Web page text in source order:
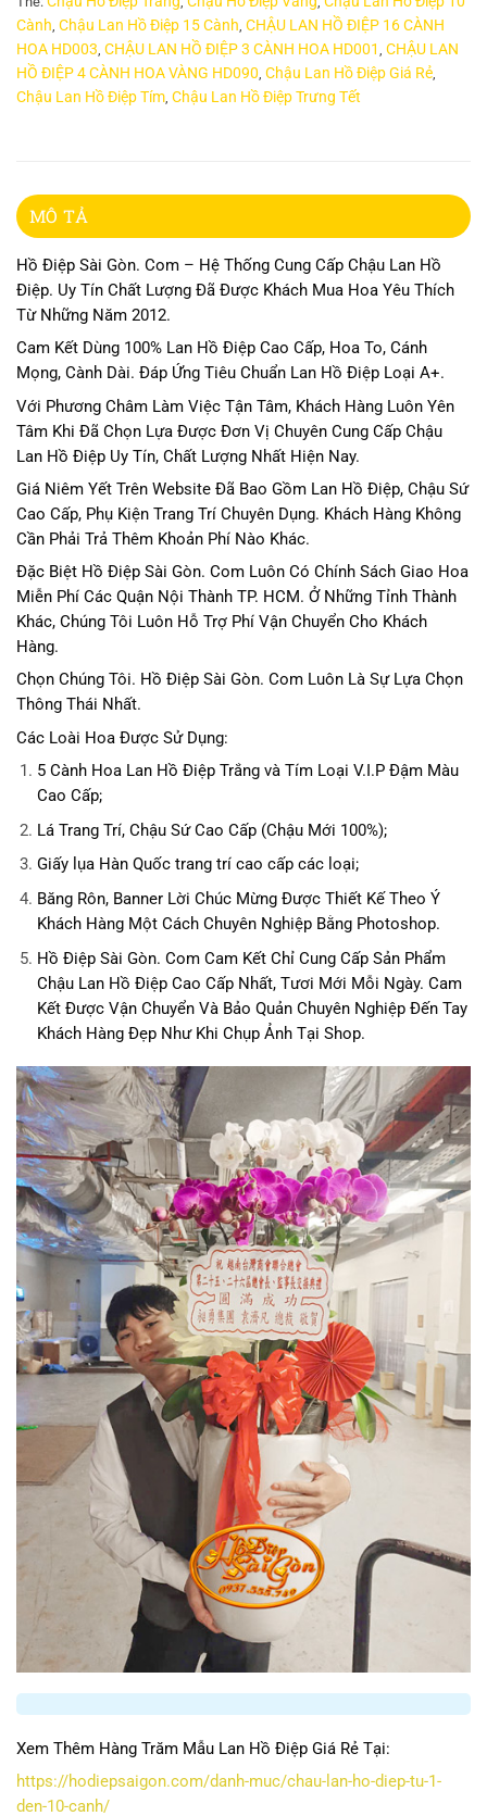
Cành Chậu Lan Hồ Điệp 15 Cành CHẬU LAN HỒ ĐIỆP 16 CÀNH
HOA HD003 CHẬU LAN HỒ ĐIỆP 3 CÀNH HOA HD001 CHẬU LAN
HỒ ĐIỆP 4 CÀNH HOA VÀNG HD090 Chậu Lan Hồ Điệp Giá Rẻ
Chậu Lan Hồ Điệp Tím Chậu Lan Hồ Điệp Trưng Tết
MÔ TẢ
Hồ Điệp Sài Gòn. Com – Hệ Thống Cung Cấp Chậu Lan Hồ
Điệp. Uy Tín Chất Lượng Đã Được Khách Mua Hoa Yêu Thích
Từ Những Năm 2012.
Cam Kết Dùng 100% Lan Hồ Điệp Cao Cấp, Hoa To, Cánh
Mọng, Cành Dài. Đáp Ứng Tiêu Chuẩn Lan Hồ Điệp Loại A+.
Với Phương Châm Làm Việc Tận Tâm, Khách Hàng Luôn Yên
Tâm Khi Đã Chọn Lựa Được Đơn Vị Chuyên Cung Cấp Chậu
Lan Hồ Điệp Uy Tín, Chất Lượng Nhất Hiện Nay.
Giá Niêm Yết Trên Website Đã Bao Gồm Lan Hồ Điệp, Chậu Sứ
Cao Cấp, Phụ Kiện Trang Trí Chuyên Dụng. Khách Hàng Không
Cần Phải Trả Thêm Khoản Phí Nào Khác.
Đặc Biệt Hồ Điệp Sài Gòn. Com Luôn Có Chính Sách Giao Hoa
Miễn Phí Các Quận Nội Thành TP. HCM. Ở Những Tỉnh Thành
Khác, Chúng Tôi Luôn Hỗ Trợ Phí Vận Chuyển Cho Khách
Hàng.
Chọn Chúng Tôi. Hồ Điệp Sài Gòn. Com Luôn Là Sự Lựa Chọn
Thông Thái Nhất.
Các Loài Hoa Được Sử Dụng:
5 Cành Hoa Lan Hồ Điệp Trắng và Tím Loại V.I.P Đậm Màu
Cao Cấp;
Lá Trang Trí, Chậu Sứ Cao Cấp (Chậu Mới 100%);
Giấy lụa Hàn Quốc trang trí cao cấp các loại;
Băng Rôn, Banner Lời Chúc Mừng Được Thiết Kế Theo Ý
Khách Hàng Một Cách Chuyên Nghiệp Bằng Photoshop.
Hồ Điệp Sài Gòn. ComCam Kết Chỉ Cung Cấp Sản Phẩm
Chậu Lan Hồ Điệp Cao Cấp Nhất, Tươi Mới Mỗi Ngày. Cam
Kết Được Vận Chuyển Và Bảo Quản Chuyên Nghiệp Đến Tay
Khách Hàng Đẹp Như Khi Chụp Ảnh Tại Shop.
Xem Thêm Hàng Trăm Mẫu Lan Hồ Điệp Giá Rẻ Tại:
https://hodiepsaigon.com/danh-muc/chau-lan-ho-diep-tu-1-
den-10-canh/